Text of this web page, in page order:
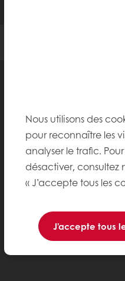
Nous utilisons des
pour reconnaître les
analyser le trafic.
désactiver, consultez
« J’accepte tous les
J'accepte tous